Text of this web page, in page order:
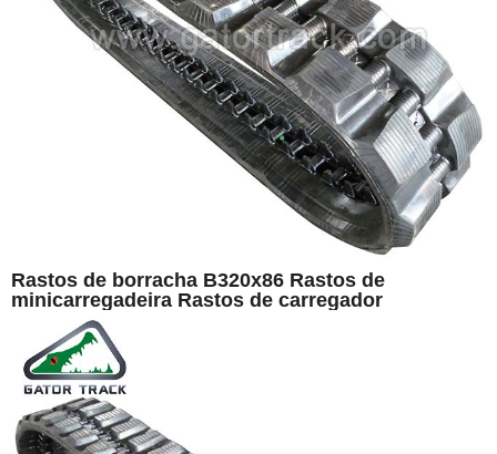
Rastos de borracha B320x86 Rastos de
minicarregadeira Rastos de carregador